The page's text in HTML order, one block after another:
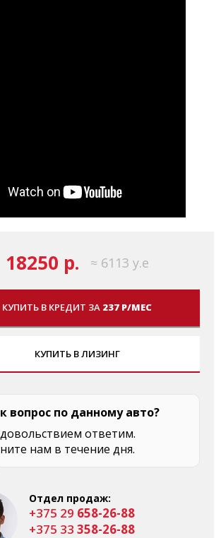
18250 р. ≈ 6113 у.е
КУПИТЬ В КРЕДИТ ЗА 237 Р/МЕС
КУПИТЬ В ЛИЗИНГ
вопрос по данному авто?
ответим.
нам в течение дня.
Отдел продаж:
+375 29 658-26-88
+375 33 358-26-88